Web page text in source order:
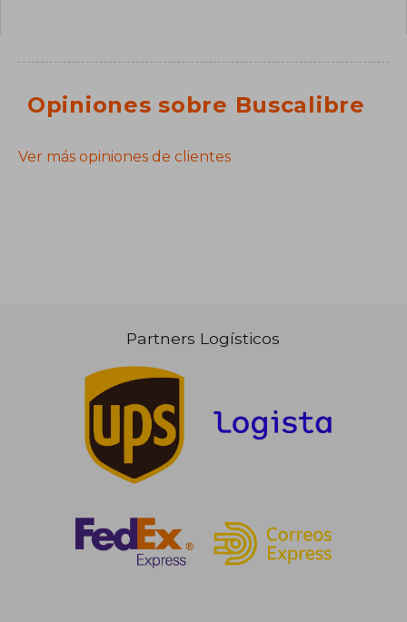
Opiniones sobre Buscalibre
Ver más opiniones de clientes
Partners Logísticos